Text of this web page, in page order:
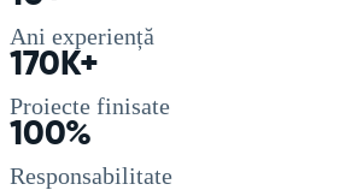
Ani experiență
170K+
Proiecte finisate
100%
Responsabilitate